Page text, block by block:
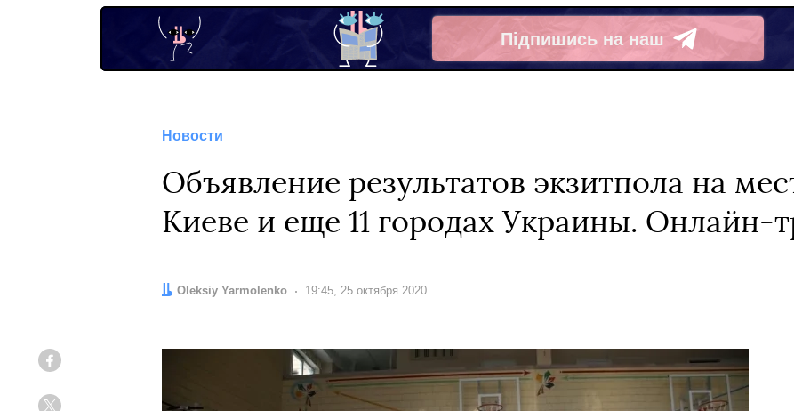
Підпишись на наш
Telegram
Новости
Объявление результатов экзитпола на
Киеве и еще 11 городах Украины. Онлайн-
Автор:
Oleksiy Yarmolenko Дата:
19:45, 25 октября 2020